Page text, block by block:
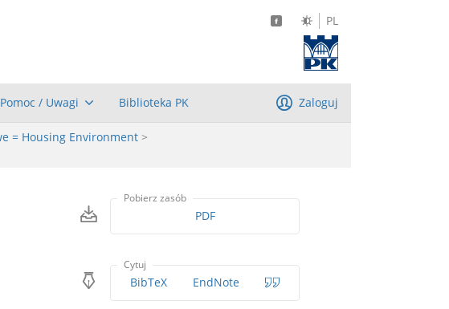
PL
Pomoc / Uwagi Biblioteka PK Zaloguj
= Housing Environment >
Pobierz zasób
PDF
Cytuj
BibTeX EndNote